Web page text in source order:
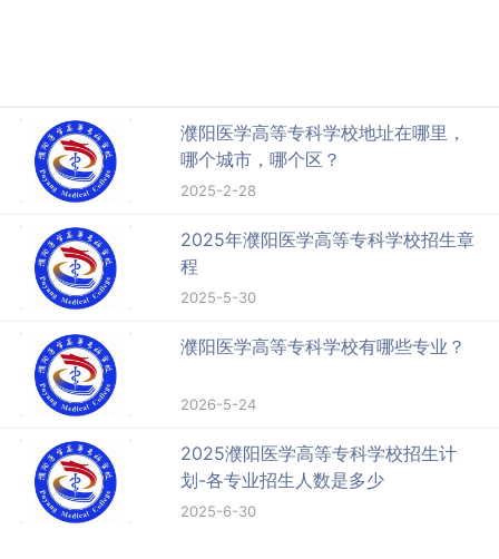
濮阳医学高等专科学校地址在哪里，
哪个城市，哪个区？
2025-2-28
2025年濮阳医学高等专科学校招生章
程
2025-5-30
濮阳医学高等专科学校有哪些专业？
2026-5-24
2025濮阳医学高等专科学校招生计
划-各专业招生人数是多少
2025-6-30